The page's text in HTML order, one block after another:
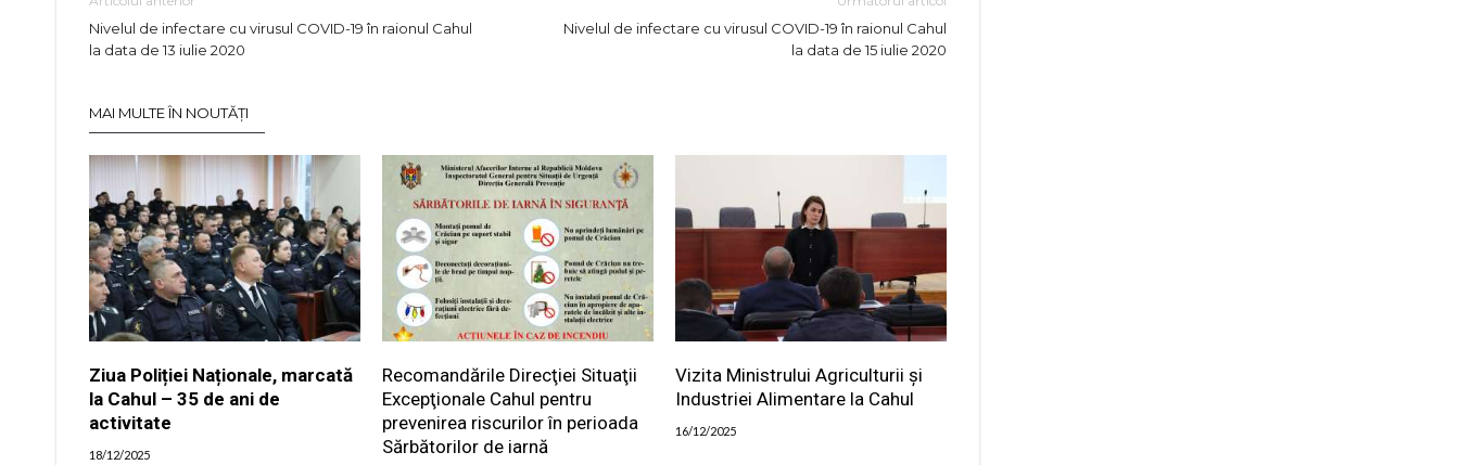
Nivelul de infectare cu virusul COVID-19 în raionul Cahul
la data de 13 iulie 2020
Nivelul de infectare cu virusul COVID-19 în raionul Cahul
la data de 15 iulie 2020
MAI MULTE ÎN NOUTĂȚI
Ziua Poliției Naționale, marcată
la Cahul – 35 de ani de
activitate
18/12/2025
Recomandările Direcţiei Situaţii
Excepţionale Cahul pentru
prevenirea riscurilor în perioada
Sărbătorilor de iarnă
Vizita Ministrului Agriculturii și
Industriei Alimentare la Cahul
16/12/2025